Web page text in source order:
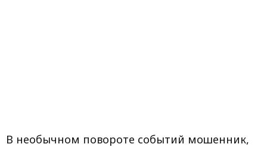
В необычном повороте событий мошенник,